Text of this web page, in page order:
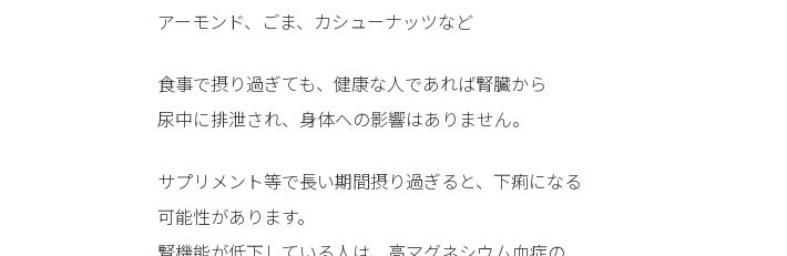
アーモンド、ごま、カシューナッツなど
食事で摂り過ぎても、健康な人であれば腎臓から
尿中に排泄され、身体への影響はありません。
サプリメント等で長い期間摂り過ぎると、下痢になる
可能性があります。